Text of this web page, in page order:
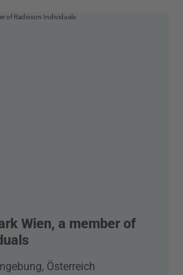
Wien, a member of
Österreich